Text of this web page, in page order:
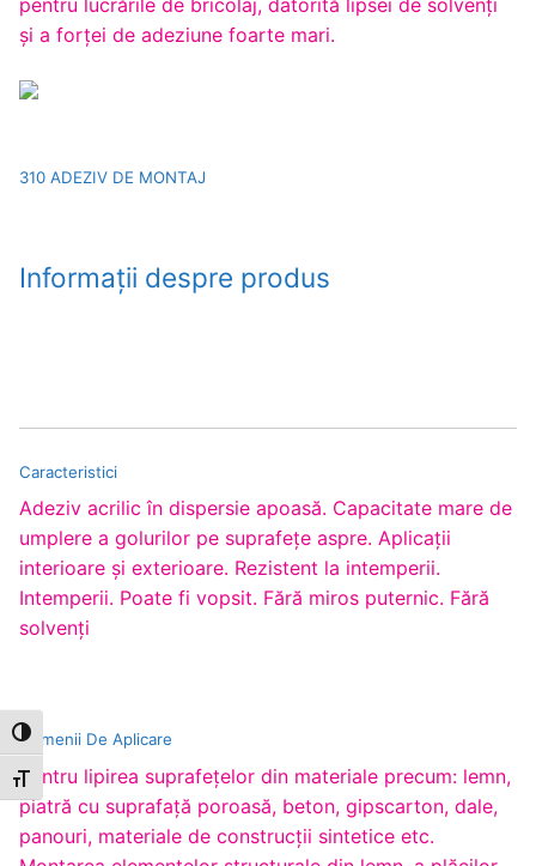
Toggle High Contrast
Toggle Font size
pentru lucrările de bricolaj, datorită lipsei de solvenţi
şi a forţei de adeziune foarte mari.
310 ADEZIV DE MONTAJ
Informații despre produs
Caracteristici
Adeziv acrilic în dispersie apoasă. Capacitate mare de
umplere a golurilor pe suprafeţe aspre. Aplicaţii
interioare şi exterioare. Rezistent la intemperii.
Intemperii. Poate fi vopsit. Fără miros puternic. Fără
solvenţi
Domenii De Aplicare
Pentru lipirea suprafeţelor din materiale precum: lemn,
piatră cu suprafaţă poroasă, beton, gipscarton, dale,
panouri, materiale de construcţii sintetice etc.